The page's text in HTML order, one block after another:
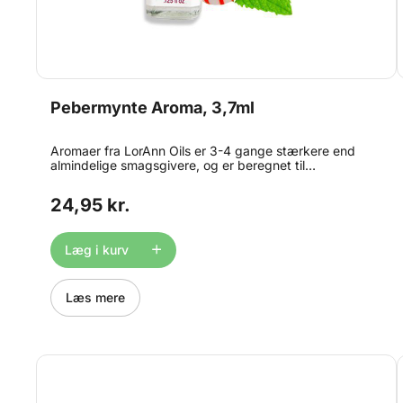
Pebermynte Aroma, 3,7ml
Aromaer fra LorAnn Oils er 3-4 gange stærkere end
almindelige smagsgivere, og er beregnet til
Kan også bruges til chokoladefremstilling. Bemærk at
vi at du benytter engang-pipetter eller lignende til at
dosere med. Gluten og sukkerfri.
24,95 kr.
Læg i kurv
Læs mere